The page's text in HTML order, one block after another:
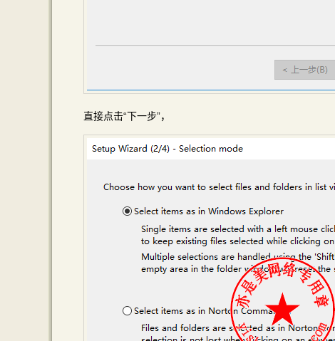
直接点击“下一步”，